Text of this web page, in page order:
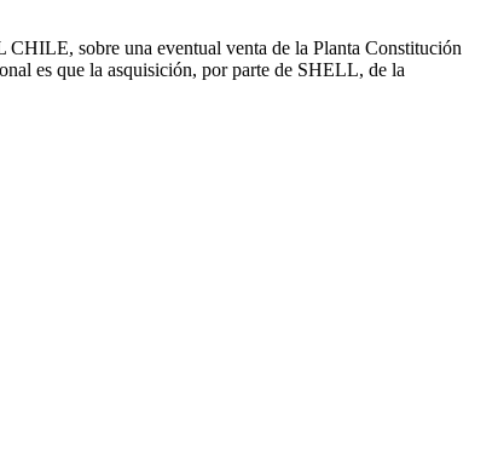
sobre una eventual venta de la Planta Constitución
es que la asquisición, por parte de SHELL, de la